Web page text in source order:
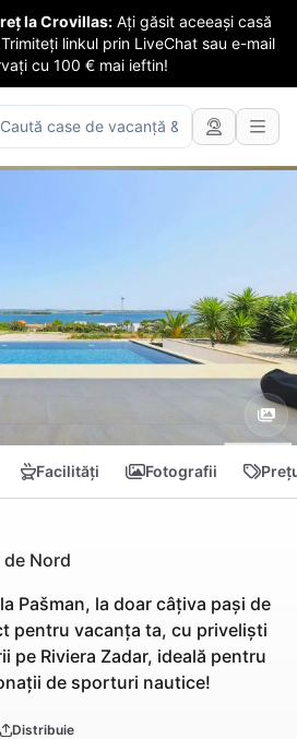
la Crovillas: Ați găsit aceeași casă
linkul prin LiveChat sau e-mail
cu 100 € mai ieftin!
Facilități Fotografii
de Nord
Pašman, la doar câțiva pași de
pentru vacanța ta, cu priveliști
pe Riviera Zadar, ideală pentru
de sporturi nautice!
Distribuie